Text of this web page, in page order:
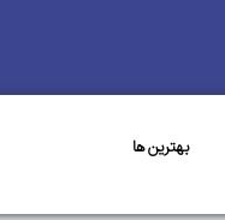
بهترین ها